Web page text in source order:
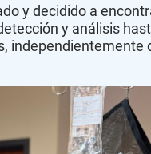
y decidido a
y análisis
independientemente